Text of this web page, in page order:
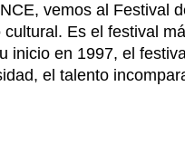
vemos al Festival
Es el festival
inicio en 1997, el
el talento